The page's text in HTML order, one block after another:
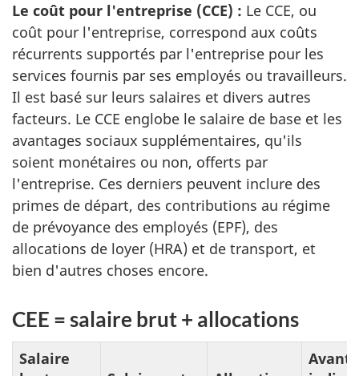
Le coût pour l'entreprise (CCE) : Le CCE, ou
coût pour l'entreprise, correspond aux coûts
récurrents supportés par l'entreprise pour les
services fournis par ses employés ou travailleurs.
Il est basé sur leurs salaires et divers autres
facteurs. Le CCE englobe le salaire de base et les
avantages sociaux supplémentaires, qu'ils
soient monétaires ou non, offerts par
l'entreprise. Ces derniers peuvent inclure des
primes de départ, des contributions au régime
de prévoyance des employés (EPF), des
allocations de loyer (HRA) et de transport, et
bien d'autres choses encore.
CEE = salaire brut + allocations
Salaire